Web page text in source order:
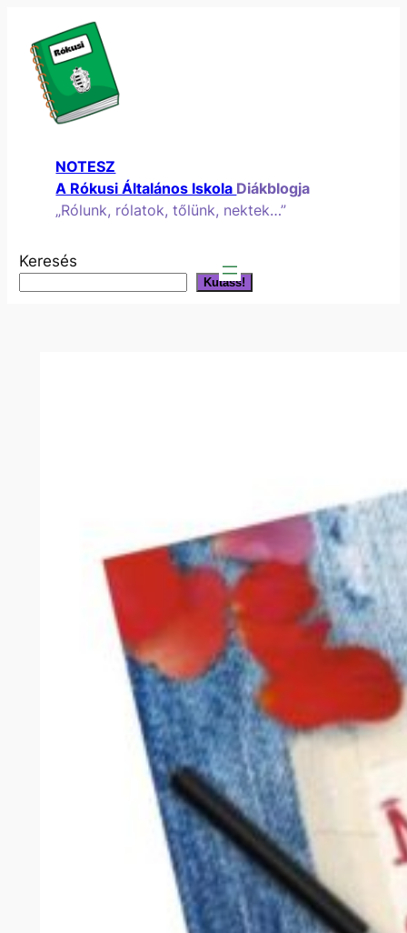
tartalomhoz
NOTESZ
A Rókusi Általános Iskola Diákblogja
„Rólunk, rólatok, tőlünk, nektek…”
Keresés
Kutass!